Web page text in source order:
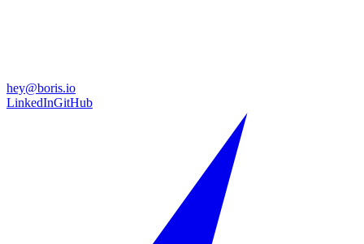
hey@boris.io
LinkedInGitHub